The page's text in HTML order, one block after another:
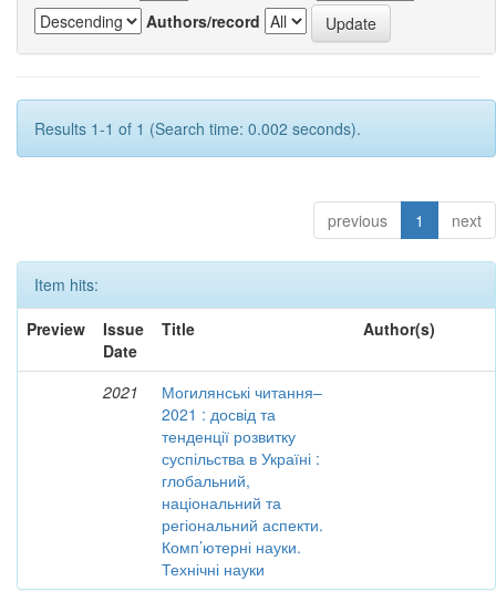
Authors/record
Results 1-1 of 1 (Search time: 0.002 seconds).
previous 1 next
Item hits:
Preview
Issue
Date
Title Author(s)
2021
Могилянські читання–
2021 : досвід та
тенденції розвитку
суспільства в Україні :
глобальний,
національний та
регіональний аспекти.
Комп’ютерні науки.
Технічні науки